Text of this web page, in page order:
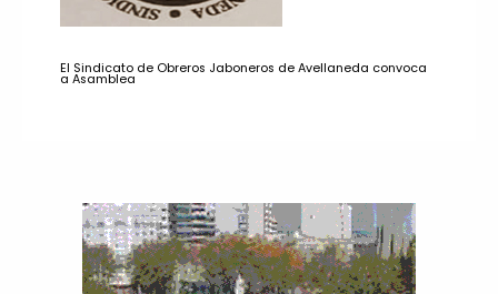
El Sindicato de Obreros Jaboneros de Avellaneda convoca
a Asamblea